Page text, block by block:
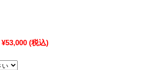
¥53,000 (税込)